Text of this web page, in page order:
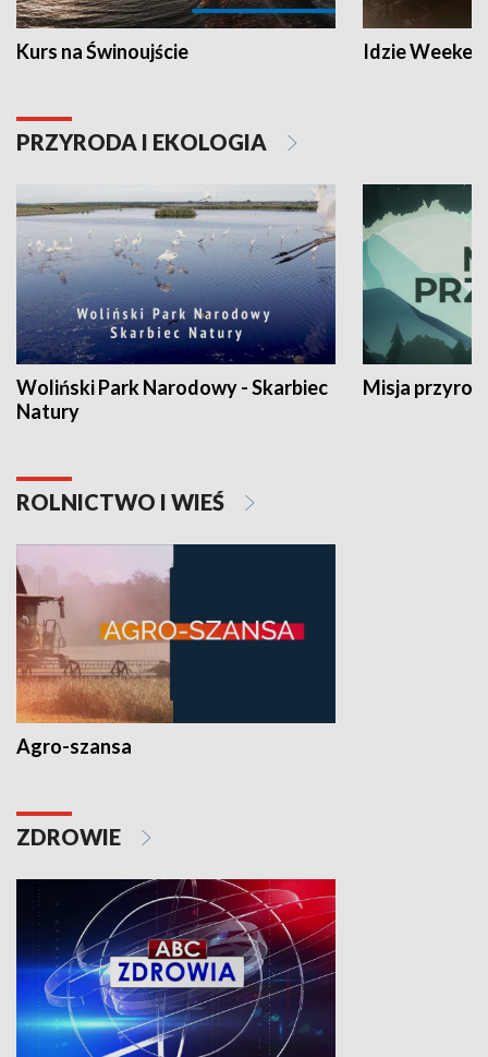
Kurs na Świnoujście Idzie
PRZYRODA I EKOLOGIA
Woliński Park Narodowy - Skarbiec
Natury
Misja
ROLNICTWO I WIEŚ
Agro-szansa
ZDROWIE